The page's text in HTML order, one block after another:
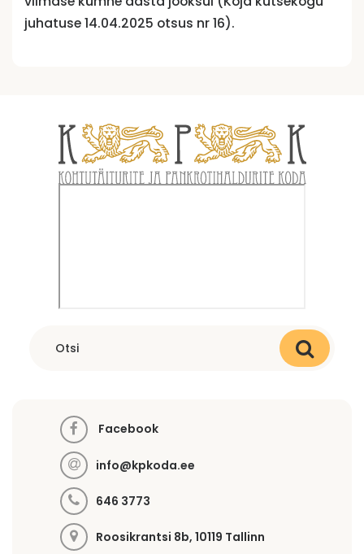
juhatuse 14.04.2025 otsus nr 16).
Facebook
info@kpkoda.ee
646 3773
Roosikrantsi 8b, 10119 Tallinn